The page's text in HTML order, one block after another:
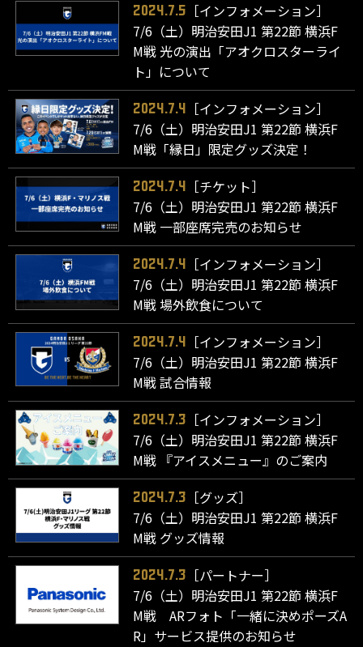
2024.7.5
［インフォメーション］
7/6（土）明治安田J1 第22節 横浜F
M戦 光の演出「アオクロスターライ
ト」について
2024.7.4
［インフォメーション］
7/6（土）明治安田J1 第22節 横浜F
M戦「縁日」限定グッズ決定！
2024.7.4
［チケット］
7/6（土）明治安田J1 第22節 横浜F
M戦 一部座席完売のお知らせ
2024.7.4
［インフォメーション］
7/6（土）明治安田J1 第22節 横浜F
M戦 場外飲食について
2024.7.4
［インフォメーション］
7/6（土）明治安田J1 第22節 横浜F
M戦 試合情報
2024.7.3
［インフォメーション］
7/6（土）明治安田J1 第22節 横浜F
M戦 『アイスメニュー』のご案内
2024.7.3
［グッズ］
7/6（土）明治安田J1 第22節 横浜F
M戦 グッズ情報
2024.7.3
［パートナー］
7/6（土）明治安田J1 第22節 横浜F
M戦 ARフォト「一緒に決めポーズA
R」サービス提供のお知らせ